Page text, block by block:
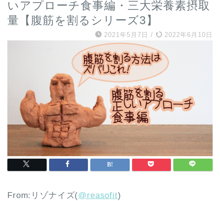
いアプローチ食事編・三大栄養素摂取
量【腹筋を割るシリーズ3】
2021年5月7日 / 2022年6月10日
From:リゾナイズ(@reasofit)